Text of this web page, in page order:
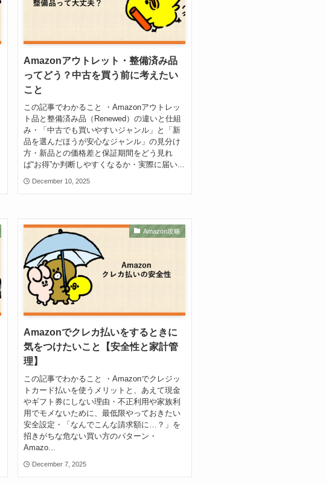
Amazonアウトレット・整備済み品
ってどう？中古を買う前に考えたい
こと
この記事でわかること ・Amazonアウトレッ
ト品と整備済み品（Renewed）の違いと仕組
み・「中古でも買いやすいジャンル」と「新
品を選んだほうが安心なジャンル」の見分け
方・新品との価格差と保証期間をどう見れ
ば“お得”か判断しやすくなるか・実際に届い...
December 10, 2025
Amazon攻略
Amazonでクレカ払いをするときに
気をつけたいこと【安全性と家計管
理】
この記事でわかること ・Amazonでクレジッ
トカード払いを使うメリットと、あえて現金
やギフト券にしない理由・不正利用や家族利
用でモメないために、最低限やっておきたい
安全設定・「なんでこんな請求額に…？」を
招きがちな危ない買い方のパターン・
Amazo...
December 7, 2025